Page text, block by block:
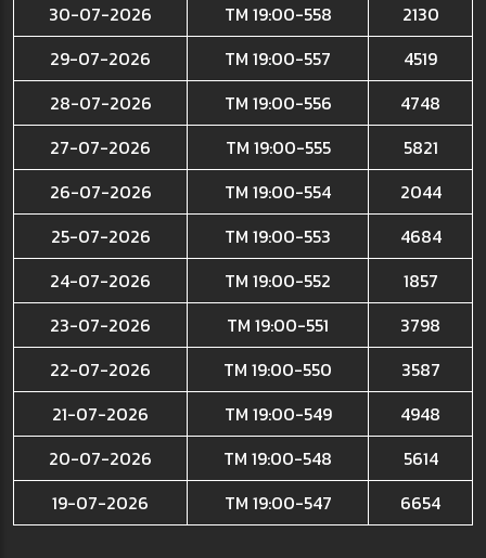
30-07-2026
TM 19:00-558
2130
29-07-2026
TM 19:00-557
4519
28-07-2026
TM 19:00-556
4748
27-07-2026
TM 19:00-555
5821
26-07-2026
TM 19:00-554
2044
25-07-2026
TM 19:00-553
4684
24-07-2026
TM 19:00-552
1857
23-07-2026
TM 19:00-551
3798
22-07-2026
TM 19:00-550
3587
21-07-2026
TM 19:00-549
4948
20-07-2026
TM 19:00-548
5614
19-07-2026
TM 19:00-547 6654